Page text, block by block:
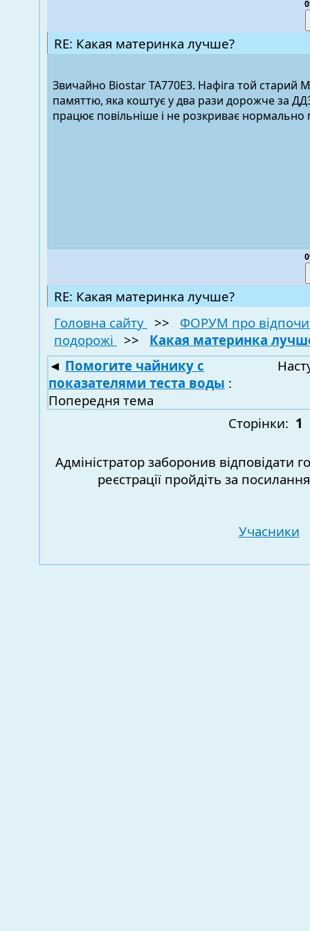
RE: Какая материнка лучше?
Звичайно Biostar TA770E3. Нафіга той старий
памяттю, яка коштує у два рази дорожче за
працює повільніше і не розкриває
RE: Какая материнка лучше?
Головна сайту
>> ФОРУМ про
подорожі
>> Какая материнка
◄ Помогите чайнику с
показателями теста воды :
Попередня тема
Сторінки: 1
Адміністратор заборонив відповідати
реєстрації пройдіть за
Учасники